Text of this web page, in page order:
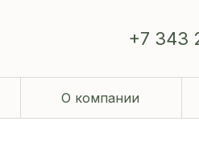
О компании
+7 343